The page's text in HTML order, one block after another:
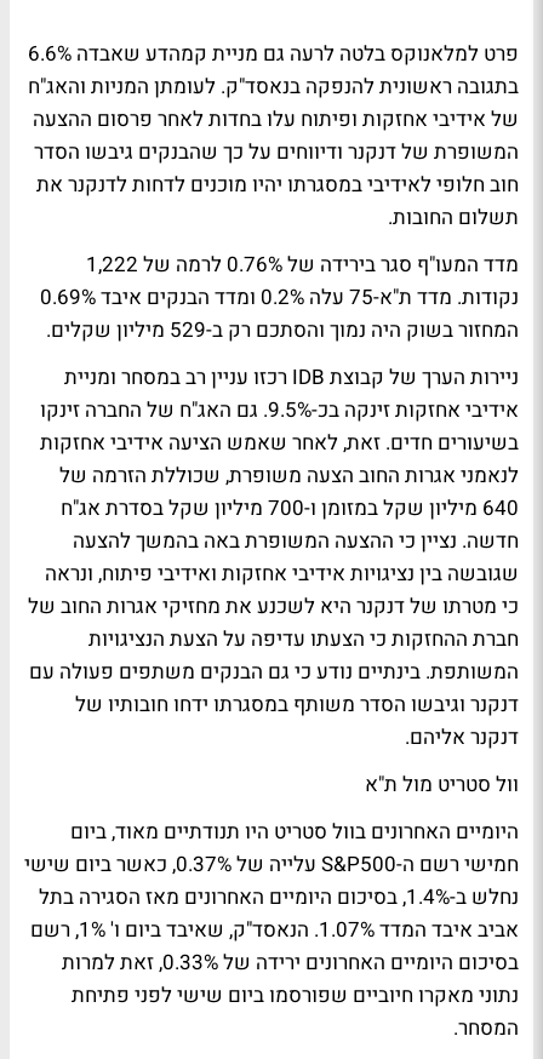
פרט למלאנוקס בלטה לרעה גם מניית קמהדע שאבדה 6.6%
בתגובה ראשונית להנפקה בנאסד"ק. לעומתן המניות והאג"ח
של אידיבי אחזקות ופיתוח עלו בחדות לאחר פרסום ההצעה
המשופרת של דנקנר ודיווחים על כך שהבנקים גיבשו הסדר
חוב חלופי לאידיבי במסגרתו יהיו מוכנים לדחות לדנקנר את
תשלום החובות.
מדד המעו"ף סגר בירידה של 0.76% לרמה של 1,222
נקודות. מדד ת"א-75 עלה 0.2% ומדד הבנקים איבד 0.69%
המחזור בשוק היה נמוך והסתכם רק ב-529 מיליון שקלים.
ניירות הערך של קבוצת IDB רכזו עניין רב במסחר ומניית
אידיבי אחזקות זינקה בכ-9.5%. גם האג"ח של החברה זינקו
בשיעורים חדים. זאת, לאחר שאמש הציעה אידיבי אחזקות
לנאמני אגרות החוב הצעה משופרת, שכוללת הזרמה של
640 מיליון שקל במזומן ו-700 מיליון שקל בסדרת אג"ח
חדשה. נציין כי ההצעה המשופרת באה בהמשך להצעה
שגובשה בין נציגויות אידיבי אחזקות ואידיבי פיתוח, ונראה
כי מטרתו של דנקנר היא לשכנע את מחזיקי אגרות החוב של
חברת ההחזקות כי הצעתו עדיפה על הצעת הנציגויות
המשותפת. בינתיים נודע כי גם הבנקים משתפים פעולה עם
דנקנר וגיבשו הסדר משותף במסגרתו ידחו חובותיו של
דנקנר אליהם.
וול סטריט מול ת"א
היומיים האחרונים בוול סטריט היו תנודתיים מאוד, ביום
חמישי רשם ה-S&P500 עלייה של 0.37%, כאשר ביום שישי
נחלש ב-1.4%, בסיכום היומיים האחרונים מאז הסגירה בתל
אביב איבד המדד 1.07%. הנאסד"ק, שאיבד ביום ו' 1%, רשם
בסיכום היומיים האחרונים ירידה של 0.33%, זאת למרות
נתוני מאקרו חיוביים שפורסמו ביום שישי לפני פתיחת
המסחר.